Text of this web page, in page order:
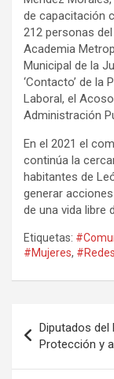
de capacitación
212 personas
Academia
Municipal de la
‘Contacto’ de la
Laboral, el
Administración
En el 2021 el
continúa la
habitantes de
generar
de una vida libre
Etiquetas:
#Mujeres, #Redes
de
entradas
Diputados
Protección y